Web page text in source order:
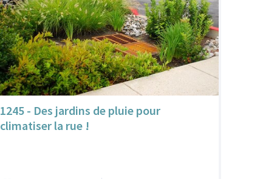
1245 - Des jardins de pluie pour
climatiser la rue !